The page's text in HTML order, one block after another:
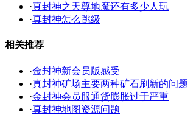
·真封神之天尊地魔还有多少人玩
·真封神怎么跳级
相关推荐
·金封神新会员版感受
·真封神矿场主要两种矿石刷新的问题
·金封神会员服通货膨胀过于严重
·真封神地图资源问题